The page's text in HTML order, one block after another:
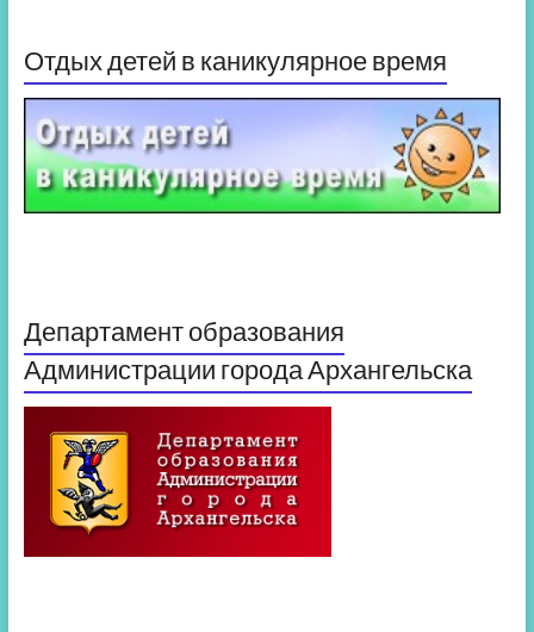
Отдых детей в каникулярное время
Департамент образования
Администрации города Архангельска